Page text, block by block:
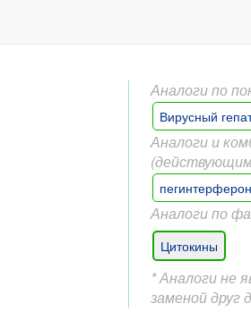
Аналоги по
Вирусный
Аналоги и
Аналоги по
Цитокины
* Аналоги не
заменой друг